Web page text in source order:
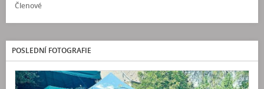
Členové
POSLEDNÍ FOTOGRAFIE